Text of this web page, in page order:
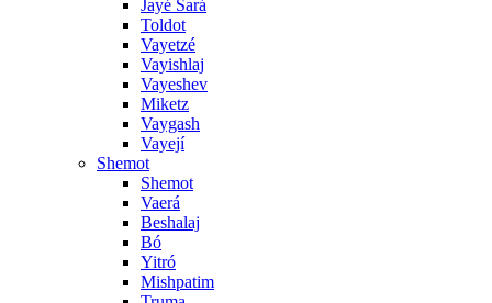
Jayé Sará
Toldot
Vayetzé
Vayishlaj
Vayeshev
Miketz
Vaygash
Vayejí
Shemot
Shemot
Vaerá
Beshalaj
Bó
Yitró
Mishpatim